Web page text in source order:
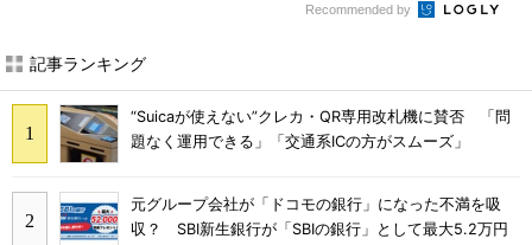
Recommended by
記事ランキング
“Suicaが使えない”クレカ・QR専用改札機に賛否 「問
題なく運用できる」「交通系ICの方がスムーズ」
元グループ会社が「ドコモの銀行」になった不満を吸
収？ SBI新生銀行が「SBIの銀行」として最大5.2万円